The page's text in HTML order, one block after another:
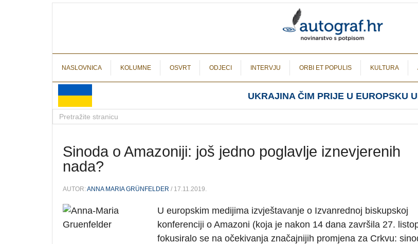
NASLOVNICA KOLUMNE OSVRT ODJECI INTERVJU ORBI ET POPULIS KULTURA
UKRAJINA ČIM PRIJE U EUROPSKU
Sinoda o Amazoniji: još jedno poglavlje iznevjerenih
nada?
AUTOR:ANNA MARIA GRÜNFELDER / 17.11.2019.
U europskim medijima izvještavanje o Izvanrednoj biskupskoj
konferenciji o Amazoni (koja je nakon 14 dana završila 27.
fokusiralo se na očekivanja značajnijih promjena za Crkvu: